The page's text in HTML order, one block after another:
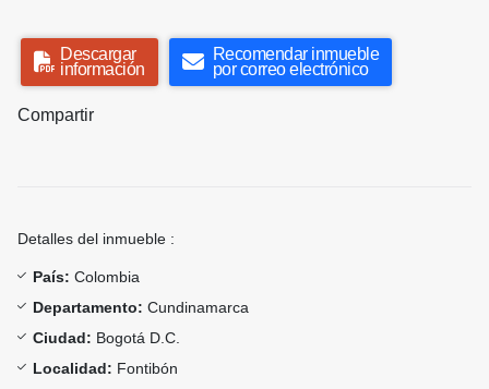
Descargar
información
Recomendar inmueble
por correo electrónico
Compartir
Detalles del inmueble :
País: Colombia
Departamento: Cundinamarca
Ciudad: Bogotá D.C.
Localidad: Fontibón